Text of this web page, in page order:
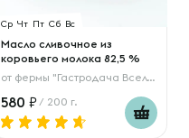
Ср Чт Пт Сб Вс
Масло сливочное из
коровьего молока 82,5 %
от фермы "Гастродача Вселуг"
580 / 200 г.